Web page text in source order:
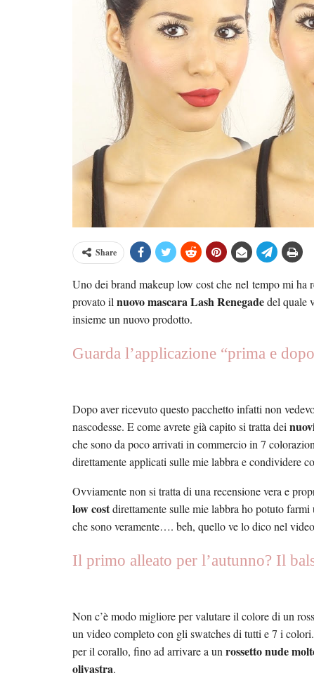
Share
Uno dei brand makeup low cost che nel tempo mi ha
provato il nuovo mascara Lash Renegadedel quale
insieme un nuovo prodotto.
Guarda l’applicazione “prima e
Dopo aver ricevuto questo pacchetto infatti non
nascodesse. E come avrete già capito si tratta dei
che sono da poco arrivati in commercio in 7
direttamente applicati sulle mie labbra e condividere
Ovviamente non si tratta di una recensione vera e
low costdirettamente sulle mie labbra ho potuto farmi
che sono veramente…. beh, quello ve lo dico nel
Il primo alleato per l’autunno? Il
Non c’è modo migliore per valutare il colore di un
un video completo con gli swatches di tutti e 7 i
per il corallo, fino ad arrivare a un rossetto nude
olivastra.